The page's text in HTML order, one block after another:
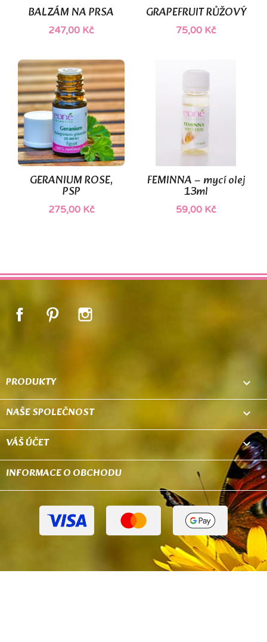
BALZÁM NA PRSA
247,00 Kč
GRAPEFRUIT RŮŽOVÝ
75,00 Kč
GERANIUM ROSE,
PSP
275,00 Kč
FEMINNA – mycí olej
13ml
59,00 Kč
FacebookPinterest
PRODUKTY 
NAŠE SPOLEČNOST 
VÁŠ ÚČET 
INFORMACE O OBCHODU keyboard_arrow_down